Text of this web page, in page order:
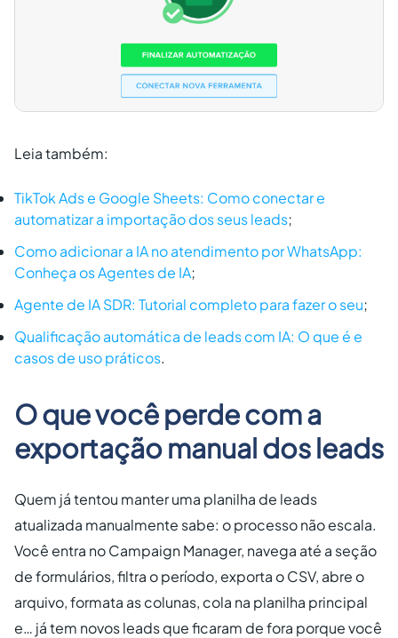
Leia também:
TikTok Ads e Google Sheets: Como conectar e
automatizar a importação dos seus leads;
Como adicionar a IA no atendimento por WhatsApp:
Conheça os Agentes de IA;
Agente de IA SDR: Tutorial completo para fazer o seu;
Qualificação automática de leads com IA: O que é e
casos de uso práticos.
O que você perde com a
exportação manual dos leads
Quem já tentou manter uma planilha de leads
atualizada manualmente sabe: o processo não escala.
Você entra no Campaign Manager, navega até a seção
de formulários, filtra o período, exporta o CSV, abre o
arquivo, formata as colunas, cola na planilha principal
e… já tem novos leads que ficaram de fora porque você